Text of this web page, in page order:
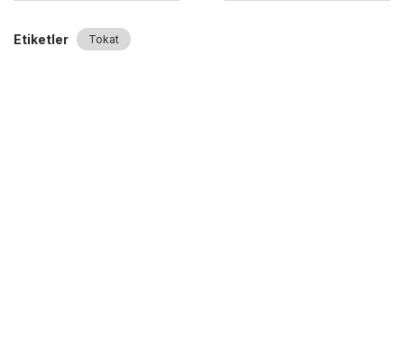
Etiketler Tokat